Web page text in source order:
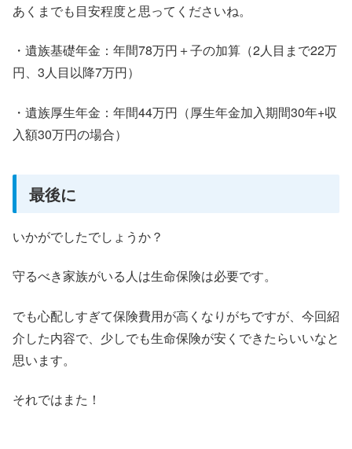
あくまでも目安程度と思ってくださいね。
・遺族基礎年金：年間78万円＋子の加算（2人目まで22万
円、3人目以降7万円）
・遺族厚生年金：年間44万円（厚生年金加入期間30年+収
入額30万円の場合）
最後に
いかがでしたでしょうか？
守るべき家族がいる人は生命保険は必要です。
でも心配しすぎて保険費用が高くなりがちですが、今回紹
介した内容で、少しでも生命保険が安くできたらいいなと
思います。
それではまた！